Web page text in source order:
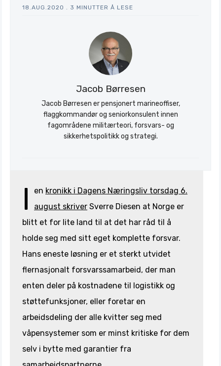
18.AUG.2020 3 MINUTTER Å LESE
Jacob Børresen
Jacob Børresen er pensjonert marineoffiser,
flaggkommandør og seniorkonsulent innen
fagområdene militærteori, forsvars- og
sikkerhetspolitikk og strategi.
I en kronikk i Dagens Næringsliv torsdag 6.
august skriver Sverre Diesen at Norge er
blitt et for lite land til at det har råd til å
holde seg med sitt eget komplette forsvar.
Hans eneste løsning er et sterkt utvidet
flernasjonalt forsvarssamarbeid, der man
enten deler på kostnadene til logistikk og
støttefunksjoner, eller foretar en
arbeidsdeling der alle kvitter seg med
våpensystemer som er minst kritiske for dem
selv i bytte med garantier fra